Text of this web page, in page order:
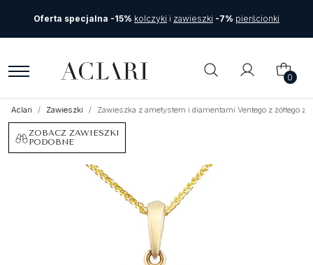
Oferta specjalna -15% kolczyki i zawieszki -7% pierścionki
0
Aclari Zawieszki Zawieszka z ametystem i diamentami Ventego z żółtego
ZOBACZ ZAWIESZKI
PODOBNE